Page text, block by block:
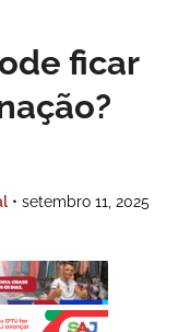
ficar
• setembro 11, 2025